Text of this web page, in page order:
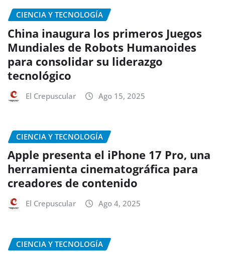
CIENCIA Y TECNOLOGÍA
China inaugura los primeros Juegos
Mundiales de Robots Humanoides
para consolidar su liderazgo
tecnológico
El Crepuscular Ago 15, 2025
CIENCIA Y TECNOLOGÍA
Apple presenta el iPhone 17 Pro, una
herramienta cinematográfica para
creadores de contenido
El Crepuscular Ago 4, 2025
CIENCIA Y TECNOLOGÍA